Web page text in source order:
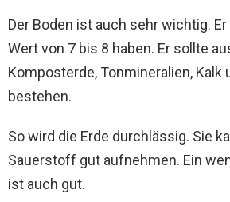
Der Boden ist auch sehr wichtig.
Wert von 7 bis 8 haben. Er sollte
Komposterde, Tonmineralien, Kalk
bestehen.
So wird die Erde durchlässig. Sie
Sauerstoff gut aufnehmen. Ein
ist auch gut.